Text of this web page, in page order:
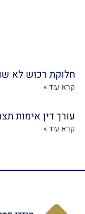
חלוקת רכוש לא
קרא עוד »
עורך דין אימות
קרא עוד »